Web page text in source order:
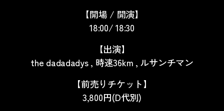
【開場 / 開演】
18:00/ 18:30
【出演】
the dadadadys , 時速36km , ルサンチマン
【前売りチケット】
3,800円(D代別)